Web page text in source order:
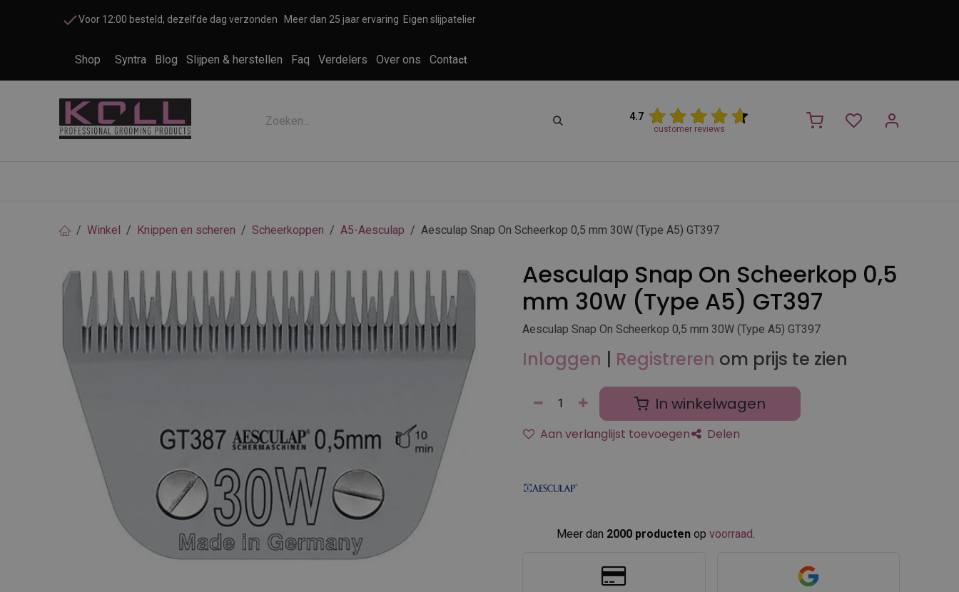
Voor 12:00 besteld, dezelfde dag verzonden Meer dan 25 jaar ervaring Eigen slijpatelier
Shop Syntra Blog Slijpen & herstellen Faq Verdelers Over ons Contact
4.7
customer reviews
Winkel Knippen en scheren Scheerkoppen A5-Aesculap Aesculap Snap On Scheerkop 0,5 mm 30W (Type A5) GT397
Aesculap Snap On Scheerkop 0,5
mm 30W (Type A5) GT397
Aesculap Snap On Scheerkop 0,5 mm 30W (Type A5) GT397
Inloggen | Registreren om prijs te zien
In winkelwagen
Aan verlanglijst toevoegen Delen
Meer dan 2000 producten op voorraad